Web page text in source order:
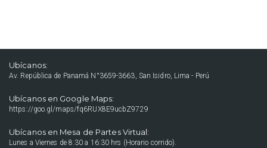
Ubícanos:
Av. República de Panamá N°3659-3663, San Isidro, Lima - Perú
Ubícanos en Google Maps:
https://goo.gl/maps/fq6RUX8E9ucbZ9729
Ubícanos en Mesa de Partes Virtual:
Lunes a Viernes de 8:30 a 16:30 hrs (Horario corrido).